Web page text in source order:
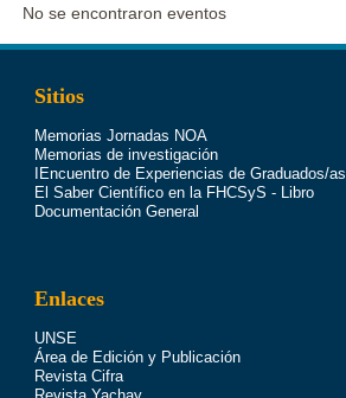
No se encontraron eventos
Sitios
Memorias Jornadas NOA
Memorias de investigación
IEncuentro de Experiencias de Graduados/as
El Saber Científico en la FHCSyS - Libro
Documentación General
Enlaces
UNSE
Área de Edición y Publicación
Revista Cifra